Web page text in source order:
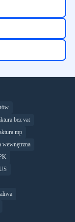
bez vat
mp
wewnętrzna